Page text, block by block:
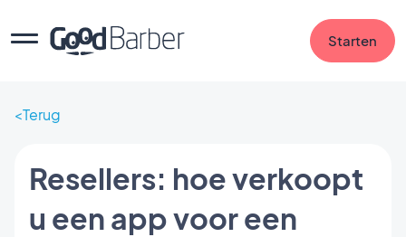
Starten
Terug
Resellers: hoe verkoopt
u een app voor een